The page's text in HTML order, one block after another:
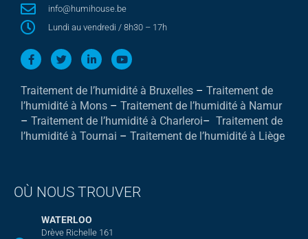
info@humihouse.be
Lundi au vendredi / 8h30 – 17h
Traitement de l’humidité à Bruxelles – Traitement de
l’humidité à Mons – Traitement de l’humidité à Namur
– Traitement de l’humidité à Charleroi– Traitement de
l’humidité à Tournai – Traitement de l’humidité à Liège
OÙ NOUS TROUVER
WATERLOO
Drève Richelle 161